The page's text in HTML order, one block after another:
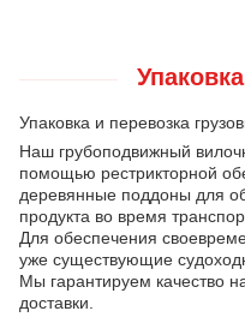
Упаковка и перевозка
Наш грубоподвижный
помощью рестрикторной
деревянные поддоны для
продукта во время
Для обеспечения
уже существующие
Мы гарантируем качество
доставки.